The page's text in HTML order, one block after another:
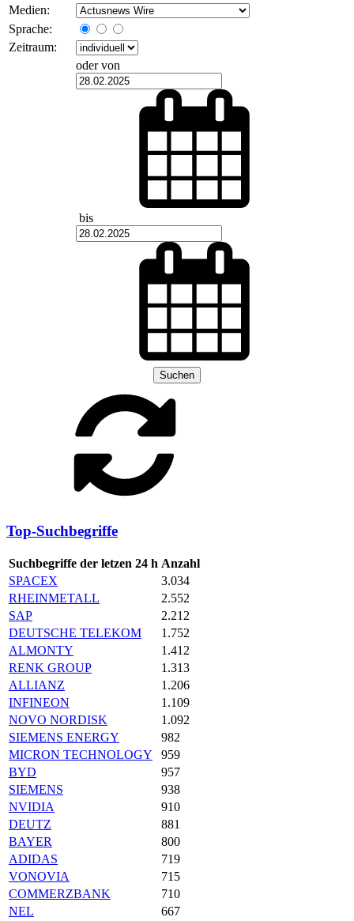
Medien:
Sprache:
Zeitraum:
oder von
bis
Suchen
Top-Suchbegriffe
Suchbegriffe der letzen 24 h Anzahl
SPACEX
3.034
RHEINMETALL
2.552
SAP
2.212
DEUTSCHE TELEKOM
1.752
ALMONTY
1.412
RENK GROUP
1.313
ALLIANZ
1.206
INFINEON
1.109
NOVO NORDISK
1.092
SIEMENS ENERGY
982
MICRON TECHNOLOGY
959
BYD
957
SIEMENS
938
NVIDIA
910
DEUTZ
881
BAYER
800
ADIDAS
719
VONOVIA
715
COMMERZBANK
710
NEL
667